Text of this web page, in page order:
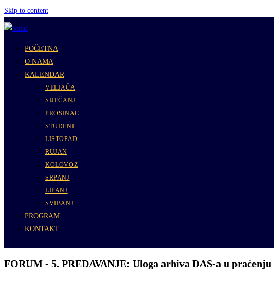
Skip to content
POČETNA
O NAMA
KALENDAR
VELJAČA
SIJEČANJ
PROSINAC
STUDENI
LISTOPAD
RUJAN
KOLOVOZ
SRPANJ
LIPANJ
SVIBANJ
PROGRAM
KONTAKT
FORUM - 5. PREDAVANJE: Uloga arhiva DAS-a u